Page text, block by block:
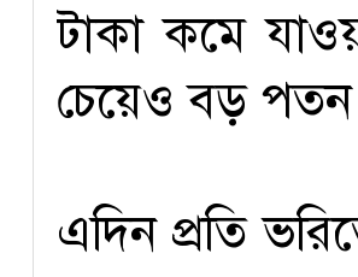
টাকা কমে
চেয়েও বড় পতন
এদিন প্রতি